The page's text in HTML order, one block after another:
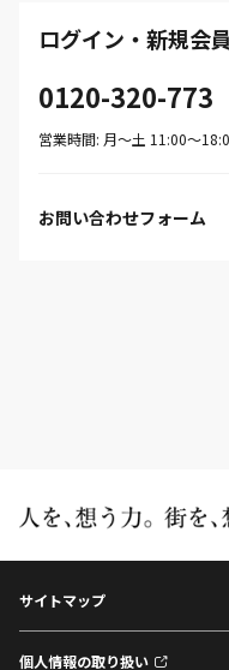
ログイン・新規会
0120-320-773
営業時間: 月〜土 11:00〜
お問い合わせフォーム
サイトマップ
個人情報の取り扱い